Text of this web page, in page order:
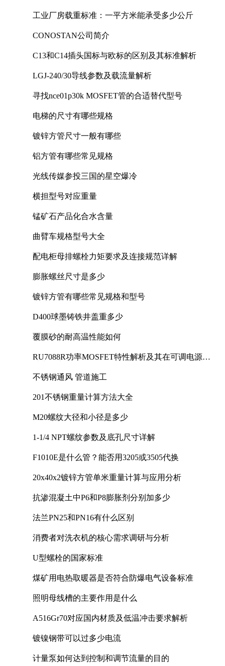
工业厂房载重标准：一平方米能承受多少公斤
CONOSTAN公司简介
C13和C14插头国标与欧标的区别及其标准解析
LGJ-240/30导线参数及载流量解析
寻找nce01p30k MOSFET管的合适替代型号
电梯的尺寸有哪些规格
镀锌方管尺寸一般有哪些
铝方管有哪些常见规格
光线传媒参投三国的星空爆冷
横担型号对应重量
锰矿石产品化合水含量
曲臂车规格型号大全
配电柜母排螺栓力矩要求及连接规范详解
膨胀螺丝尺寸是多少
镀锌方管有哪些常见规格和型号
D400球墨铸铁井盖重多少
覆膜砂的耐高温性能如何
RU7088R功率MOSFET特性解析及其在可调电源设
不锈钢通风 管道施工
201不锈钢重量计算方法大全
M20螺纹大径和小径是多少
1-1/4 NPT螺纹参数及底孔尺寸详解
F1010E是什么管？能否用3205或3505代换
20x40x2镀锌方管单米重量计算与应用分析
抗渗混凝土中P6和P8膨胀剂分别加多少
法兰PN25和PN16有什么区别
消费者对洗衣机的核心需求调研与分析
U型螺栓的国家标准
煤矿用电热取暖器是否符合防爆电气设备标准
照明母线槽的主要作用是什么
A516Gr70对应国内材质及低温冲击要求解析
镀镍钢带可以过多少电流
计量泵如何达到控制和调节流量的目的